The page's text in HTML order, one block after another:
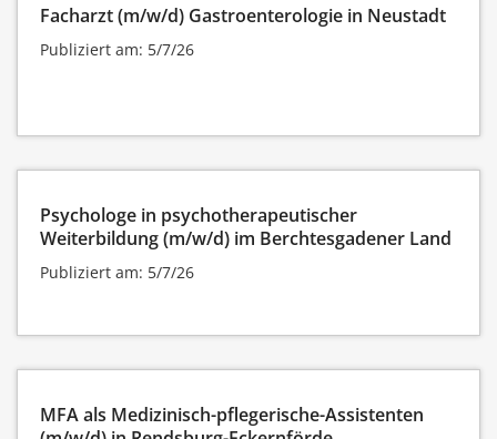
Facharzt (m/w/d) Gastroenterologie in Neustadt
Publiziert am: 5/7/26
Psychologe in psychotherapeutischer
Weiterbildung (m/w/d) im Berchtesgadener Land
Publiziert am: 5/7/26
MFA als Medizinisch-pflegerische-Assistenten